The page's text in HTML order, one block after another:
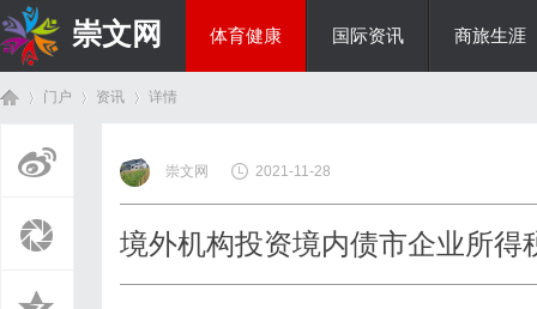
崇文网 体育健康 国际资讯 商旅生涯
门户 资讯
›
详情
崇文网 2021-11-28
境外机构投资境内债市企业所得